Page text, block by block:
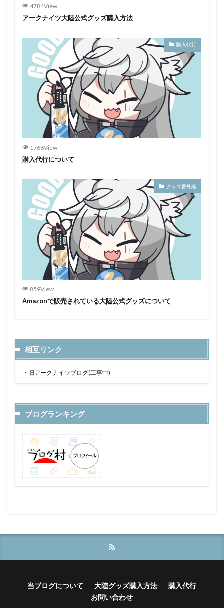
4784View
アークナイツ大陸公式グッズ購入方法
購入代行
1766View
購入代行について
グッズ番外編
859View
Amazonで販売されている大陸公式グッズについて
相互リンク
・ 旧アークナイツブログ(工事中)
ブログランキング
当ブログについて 大陸グッズ購入方法
購入代行
お問い合わせ